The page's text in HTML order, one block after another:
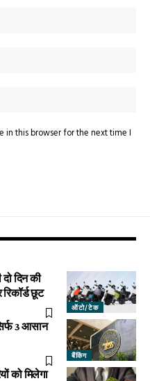
in this browser for the next time I
ऑटो/टेक
दिन की
छूट
बैंकिंग
3 आसान
को मिलेगा